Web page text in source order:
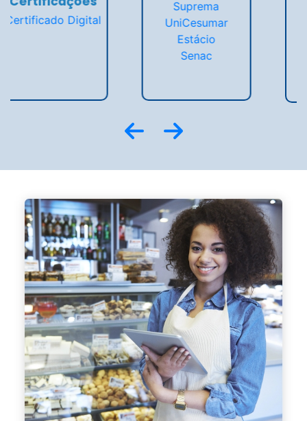
Rubens Andrade
Advogados
PrimaVida Dental
AcessaMed+Empresas
PLASC Saúde
Empresarial